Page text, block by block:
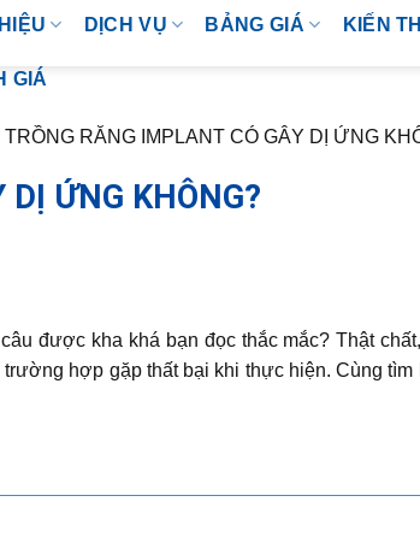
DỊCH VỤ BẢNG GIÁ KIẾN
GIÁ
TRỒNG RĂNG IMPLANT CÓ GÂY DỊ ỨNG
DỊ ỨNG KHÔNG?
được kha khá bạn đọc thắc mắc? Thật
hợp gặp thất bại khi thực hiện. Cùng tìm